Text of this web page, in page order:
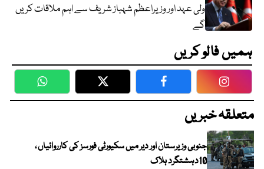
ولی عہد اور وزیراعظم شہباز شریف سے اہم ملاقات کریں
گے
ہمیں فالو کریں
WhatsApp Twitter Facebook
متعلقہ خبریں
جنوبی وزیرستان اور دیر میں سکیورٹی فورسز کی کارروائیاں ،
10دہشتگرد ہلاک